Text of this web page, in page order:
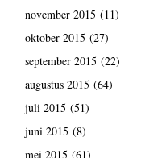
november 2015 (11)
oktober 2015 (27)
september 2015 (22)
augustus 2015 (64)
juli 2015 (51)
juni 2015 (8)
mei 2015 (61)